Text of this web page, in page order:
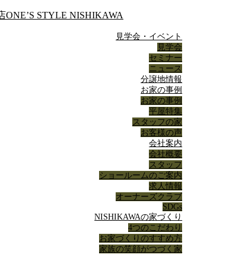
見学会・イベント
見学会
セミナー
ニュース
分譲地情報
お家の事例
お家の事例
平屋特集
スタッフの家
お客様の声
会社案内
会社概要
スタッフ
ショールームのご案内
求人情報
オーナーズクラブ
SDGs
NISHIKAWAの家づくり
4つのこだわり
お家づくりのすすめ方
家族の笑顔がつづく家